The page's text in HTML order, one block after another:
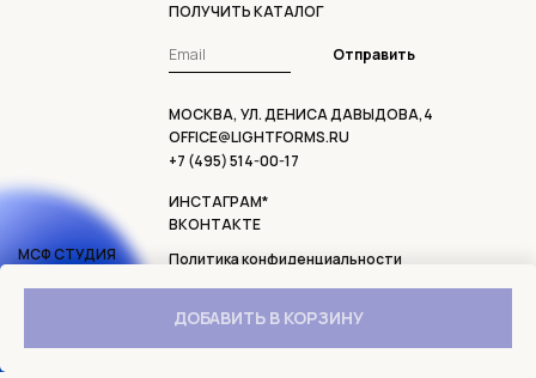
ДОБАВИТЬ В КОРЗИНУ
МСФ СТУДИЯ
2006 - 2024
МОСКВА, УЛ. ДЕНИСА ДАВЫДОВА,4
ПОЛУЧИТЬ КАТАЛОГ
ИНСТАГРАМ*
ВКОНТАКТЕ
+7 (495) 514-00-17
OFFICE@LIGHTFORMS.RU
Отправить
Политика конфиденциальности
Договор оферты
Доставка и возврат